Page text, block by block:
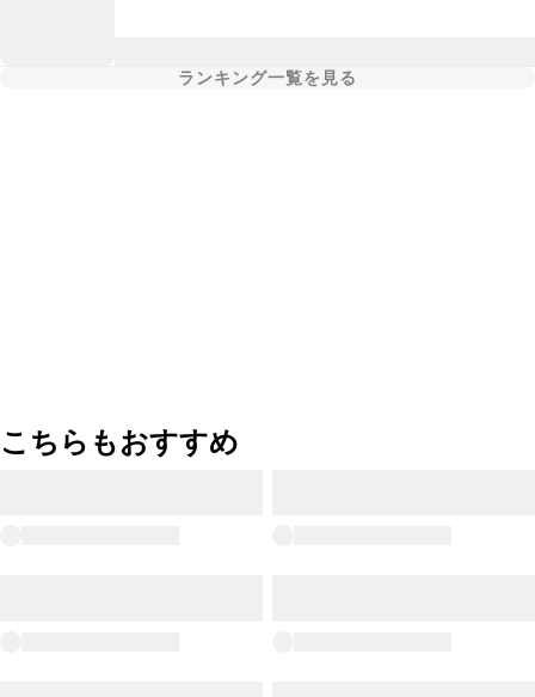
ランキング一覧を見る
こちらもおすすめ